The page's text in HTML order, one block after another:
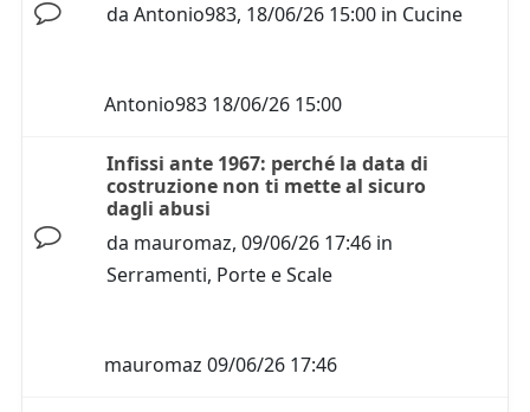
da Antonio983, 18/06/26 15:00 in Cucine
Antonio983 18/06/26 15:00
Infissi ante 1967: perché la data di
costruzione non ti mette al sicuro
dagli abusi
da mauromaz, 09/06/26 17:46 in
Serramenti, Porte e Scale
mauromaz 09/06/26 17:46